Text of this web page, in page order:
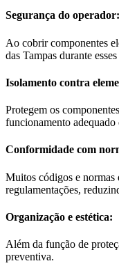
Segurança do operador:
Ao cobrir componentes
das Tampas durante
Isolamento contra
Protegem os
funcionamento adequado
Conformidade com
Muitos códigos e normas
regulamentações,
Organização e estética:
Além da função de
preventiva.